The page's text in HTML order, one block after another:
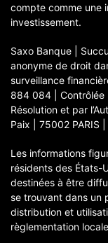
compte comme une
investissement.
Saxo Banque |
anonyme de droit
surveillance
884 084 | Contrôlée
Résolution et par
Paix | 75002 PARIS
Les informations
résidents des États-
destinées à être
se trouvant dans un
distribution et
règlementation